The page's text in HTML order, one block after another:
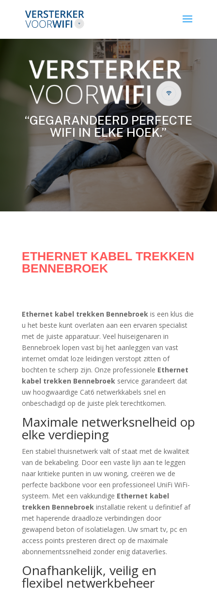
“GEGARANDEERD PERFECTE
WIFI IN ELKE HOEK.”
ETHERNET KABEL TREKKEN
BENNEBROEK
Ethernet kabel trekken Bennebroekis een klus die
u het beste kunt overlaten aan een ervaren specialist
met de juiste apparatuur. Veel huiseigenaren in
Bennebroek lopen vast bij het aanleggen van vast
internet omdat loze leidingen verstopt zitten of
bochten te scherp zijn. Onze professionele Ethernet
kabel trekken Bennebroekservice garandeert dat
uw hoogwaardige Cat6 netwerkkabels snel en
onbeschadigd op de juiste plek terechtkomen.
Maximale netwerksnelheid op
elke verdieping
Een stabiel thuisnetwerk valt of staat met de kwaliteit
van de bekabeling. Door een vaste lijn aan te leggen
naar kritieke punten in uw woning, creëren we de
perfecte backbone voor een professioneel UniFi WiFi-
systeem. Met een vakkundige Ethernet kabel
trekken Bennebroekinstallatie rekent u definitief af
met haperende draadloze verbindingen door
gewapend beton of isolatielagen. Uw smart tv, pc en
access points presteren direct op de maximale
abonnementssnelheid zonder enig dataverlies.
Onafhankelijk, veilig en
flexibel netwerkbeheer